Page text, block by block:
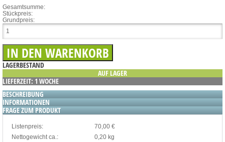
Gesamtsumme:
Stückpreis:
Grundpreis:
LAGERBESTAND
AUF LAGER
LIEFERZEIT: 1 WOCHE
BESCHREIBUNG
INFORMATIONEN
FRAGE ZUM PRODUKT
Listenpreis:
70,00 €
Nettogewicht ca.:
0,20 kg